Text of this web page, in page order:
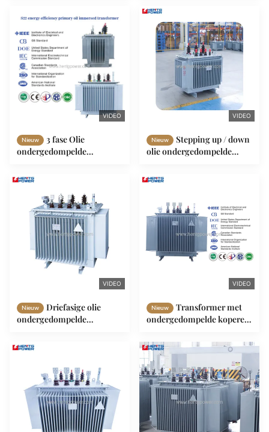
stap-down distributie
transformator
160KVA 200KVA 250KVA
VIDEO
Nieuw
3 fase Olie
ondergedompelde
boven stap naar beneden
1250Kva met gelaagde
dubbele wikkelspoel
VIDEO
Nieuw
Stepping up / down
olie ondergedompelde
30KVA 200KVA Driefasige
IEC ANSI normen
VIDEO
Nieuw
Driefasige olie
ondergedompelde
400kva 500kva 630kva
Overbelasting bescherming
VIDEO
Nieuw
Transformer met
ondergedompelde koperen
2000kva 1250Kva 1600Kva
Lage geluid